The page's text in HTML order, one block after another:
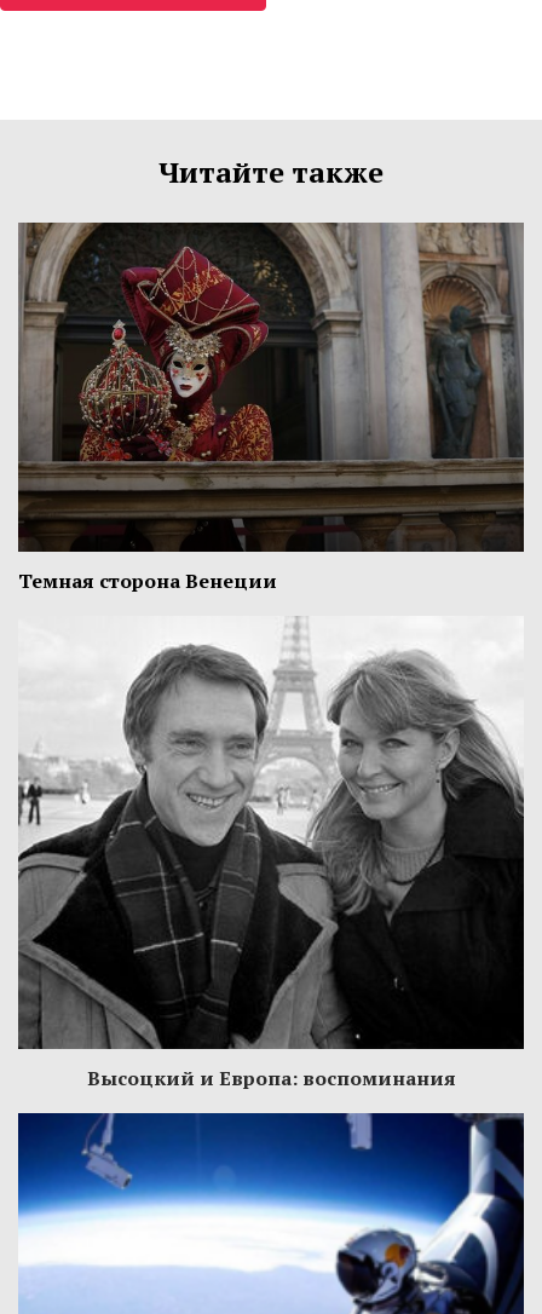
Читайте также
Темная сторона Венеции
Высоцкий и Европа: воспоминания